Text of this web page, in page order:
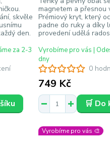
skvěle
den.
za 2-3
0
magnetem a přesnou
Prémiový kryt, který
padne do ruky a díky
provedení udělá
749 Kč
Vyrobíme pro vás |
dny
🛒 Do
Vyrobíme pro vás 🎨